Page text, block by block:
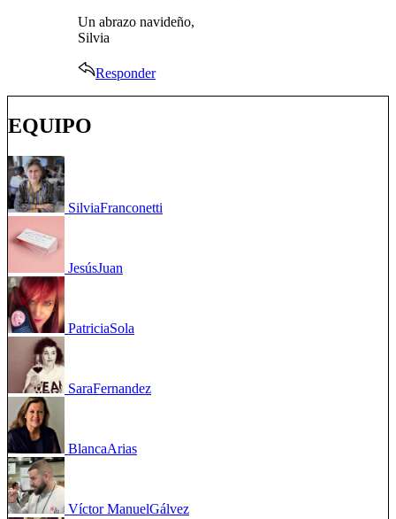
Un abrazo navideño,
Silvia
Responder
EQUIPO
SilviaFranconetti
JesúsJuan
PatriciaSola
SaraFernandez
BlancaArias
Víctor ManuelGálvez